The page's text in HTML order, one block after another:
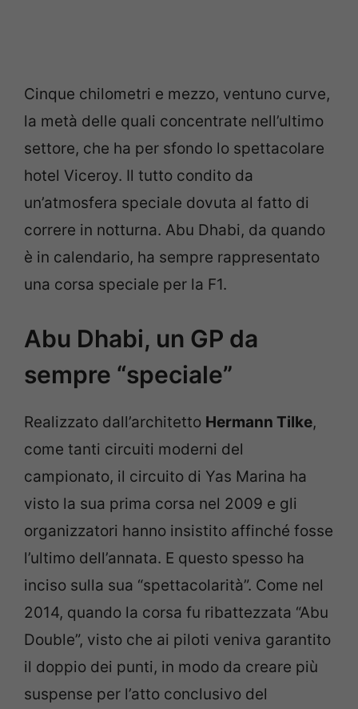
Cinque chilometri e mezzo, ventuno curve,
la metà delle quali concentrate nell’ultimo
settore, che ha per sfondo lo spettacolare
hotel Viceroy. Il tutto condito da
un’atmosfera speciale dovuta al fatto di
correre in notturna. Abu Dhabi, da quando
è in calendario, ha sempre rappresentato
una corsa speciale per la F1.
Abu Dhabi, un GP da
sempre “speciale”
Realizzato dall’architetto Hermann Tilke,
come tanti circuiti moderni del
campionato, il circuito di Yas Marina ha
visto la sua prima corsa nel 2009 e gli
organizzatori hanno insistito affinché fosse
l’ultimo dell’annata. E questo spesso ha
inciso sulla sua “spettacolarità”. Come nel
2014, quando la corsa fu ribattezzata “Abu
Double”, visto che ai piloti veniva garantito
il doppio dei punti, in modo da creare più
suspense per l’atto conclusivo del